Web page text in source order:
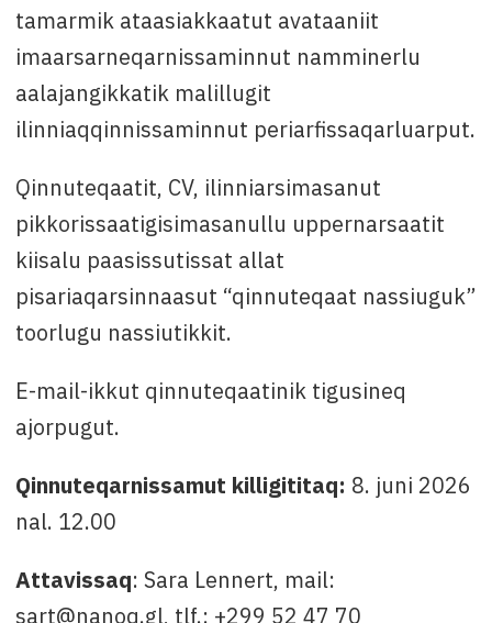
tamarmik ataasiakkaatut avataaniit
imaarsarneqarnissaminnut namminerlu
aalajangikkatik malillugit
ilinniaqqinnissaminnut periarfissaqarluarput.
Qinnuteqaatit, CV, ilinniarsimasanut
pikkorissaatigisimasanullu uppernarsaatit
kiisalu paasissutissat allat
pisariaqarsinnaasut “qinnuteqaat nassiuguk”
toorlugu nassiutikkit.
E-mail-ikkut qinnuteqaatinik tigusineq
ajorpugut.
Qinnuteqarnissamut killigititaq: 8. juni 2026
nal. 12.00
Attavissaq: Sara Lennert, mail:
sart@nanoq.gl, tlf.: +299 52 47 70